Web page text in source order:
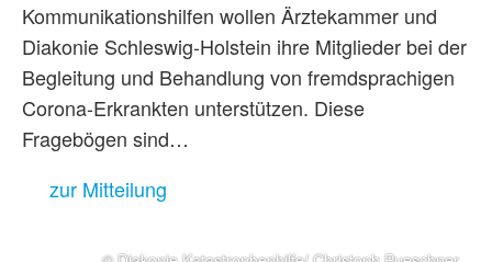
Kommunikationshilfen wollen Ärztekammer und
Diakonie Schleswig-Holstein ihre Mitglieder bei der
Begleitung und Behandlung von fremdsprachigen
Corona-Erkrankten unterstützen. Diese
Fragebögen sind…
zur Mitteilung